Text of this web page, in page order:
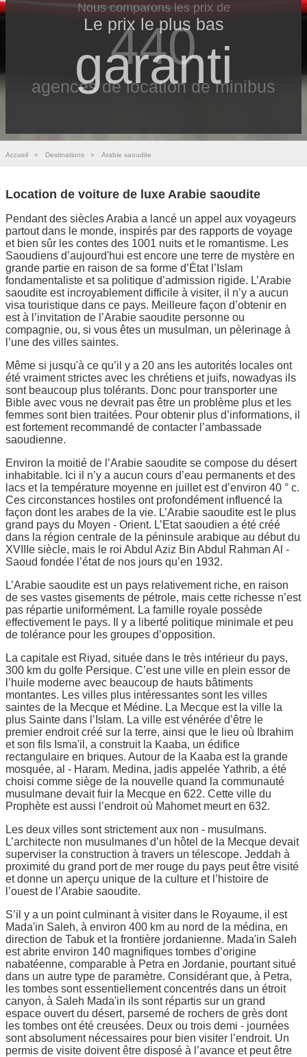
Nous comparons les prix de
440
agences de location de minibus
Le prix le​ plus bas
garanti
Accueil » Destinations » Arabie saoudite
Location de voiture de luxe Arabie saoudite
Pendant des siècles Arabia a lancé un appel aux voyageurs
partout dans le monde, inspirés par des rapports de voyage
et bien sûr les contes des 1001 nuits et le romantisme. Les
Saoudiens d’aujourd'hui est encore une terre de mystère en
grande partie en raison de sa forme d’État l’Islam
fondamentaliste et sa politique d’admission rigide. L’Arabie
saoudite est incroyablement difficile à visiter, il n’y a aucun
visa touristique dans ce pays. Meilleure façon d’obtenir en
est à l’invitation de l’Arabie saoudite personne ou
compagnie, ou, si vous êtes un musulman, un pèlerinage à
l’une des villes saintes.
Même si jusqu'à ce qu’il y a 20 ans les autorités locales ont
été vraiment strictes avec les chrétiens et juifs, nowadyas ils
sont beaucoup plus tolérants. Donc pour transporter une
Bible avec vous ne devrait pas être un problème plus et les
femmes sont bien traitées. Pour obtenir plus d’informations, il
est fortement recommandé de contacter l’ambassade
saoudienne.
Environ la moitié de l’Arabie saoudite se compose du désert
inhabitable. Ici il n’y a aucun cours d’eau permanents et des
lacs et la température moyenne en juillet est d’environ 40 ° c.
Ces circonstances hostiles ont profondément influencé la
façon dont les arabes de la vie. L’Arabie saoudite est le plus
grand pays du Moyen - Orient. L’Etat saoudien a été créé
dans la région centrale de la péninsule arabique au début du
XVIIIe siècle, mais le roi Abdul Aziz Bin Abdul Rahman Al -
Saoud fondée l’état de nos jours qu’en 1932.
L’Arabie saoudite est un pays relativement riche, en raison
de ses vastes gisements de pétrole, mais cette richesse n’est
pas répartie uniformément. La famille royale possède
effectivement le pays. Il y a liberté politique minimale et peu
de tolérance pour les groupes d’opposition.
La capitale est Riyad, située dans le très intérieur du pays,
300 km du golfe Persique. C’est une ville en plein essor de
l’huile moderne avec beaucoup de hauts bâtiments
montantes. Les villes plus intéressantes sont les villes
saintes de la Mecque et Médine. La Mecque est la ville la
plus Sainte dans l’Islam. La ville est vénérée d’être le
premier endroit créé sur la terre, ainsi que le lieu où Ibrahim
et son fils Isma'il, a construit la Kaaba, un édifice
rectangulaire en briques. Autour de la Kaaba est la grande
mosquée, al - Haram. Medina, jadis appelée Yathrib, a été
choisi comme siège de la nouvelle quand la communauté
musulmane devait fuir la Mecque en 622. Cette ville du
Prophète est aussi l’endroit où Mahomet meurt en 632.
Les deux villes sont strictement aux non - musulmans.
L’architecte non musulmanes d’un hôtel de la Mecque devait
superviser la construction à travers un télescope. Jeddah à
proximité du grand port de mer rouge du pays peut être visité
et donne un aperçu unique de la culture et l’histoire de
l’ouest de l’Arabie saoudite.
S’il y a un point culminant à visiter dans le Royaume, il est
Mada'in Saleh, à environ 400 km au nord de la médina, en
direction de Tabuk et la frontière jordanienne. Mada'in Saleh
est abrite environ 140 magnifiques tombes d’origine
nabatéenne, comparable à Petra en Jordanie, pourtant situé
dans un autre type de paramètre. Considérant que, à Petra,
les tombes sont essentiellement concentrés dans un étroit
canyon, à Saleh Mada'in ils sont répartis sur un grand
espace ouvert du désert, parsemé de rochers de grès dont
les tombes ont été creusées. Deux ou trois demi - journées
sont absolument nécessaires pour bien visiter l’endroit. Un
permis de visite doivent être disposé à l’avance et peut être